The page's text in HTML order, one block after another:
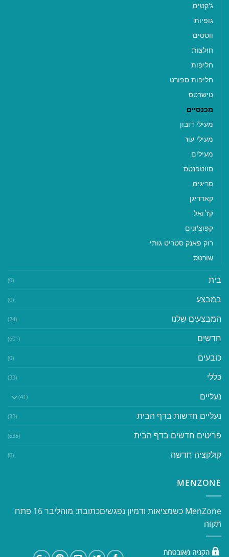
ג'קטים
גופיות
ווסטים
חולצות
חליפות
חליפות ספורט
טישרטס
מכנסיים
מעילי דובון
מעילי עור
מעילים
סווטפנטס
סריגים
קארדיגן
קז׳ואל
קפוצ'ונים
רוק פאנק סטריט גותי
שורטס
בית (0)
במבצע (0)
המבצעים שלנו (24)
חדשים (601)
כובעים (0)
כללי (33)
נעליים (41)
נעליים חדשות בדף הבית (33)
פריטים חדשים בדף הבית (535)
קולקציה חדשה (0)
MENZONE
​​MenZone כשמציאות ודמיון נפגשים​ כתובת: מוהליבר 16 פתח
תקוה